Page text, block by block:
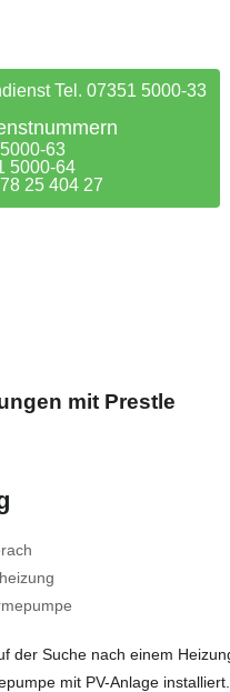
Tel. 07351 5000-33
63
5000-64
25 404 27
mit Prestle
der Suche nach einem
mit PV-Anlage